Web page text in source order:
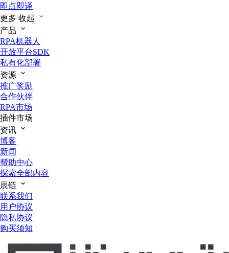
即点即译
更多 收起
产品
RPA机器人
开放平台SDK
私有化部署
资源
推广奖励
合作伙伴
RPA市场
插件市场
资讯
博客
新闻
帮助中心
探索全部内容
辰链
联系我们
用户协议
隐私协议
购买须知